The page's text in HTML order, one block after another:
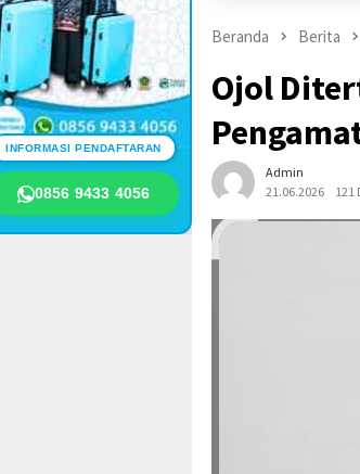
INFORMASI PENDAFTARAN
0856 9433 4056
Beranda Berita
Ojol
Admin
21.06.2026
121